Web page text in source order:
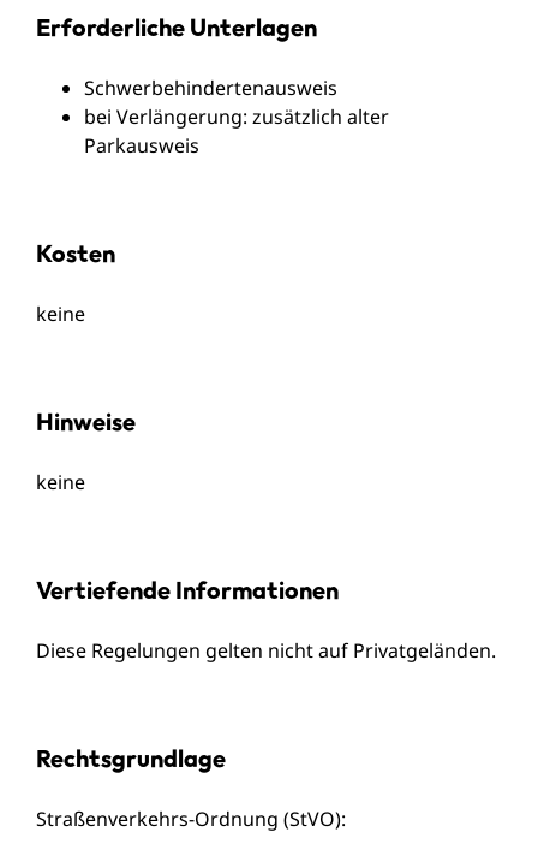
Erforderliche Unterlagen
Schwerbehindertenausweis
bei Verlängerung: zusätzlich alter
Parkausweis
Kosten
keine
Hinweise
keine
Vertiefende Informationen
Diese Regelungen gelten nicht auf Privatgeländen.
Rechtsgrundlage
Straßenverkehrs-Ordnung (StVO):